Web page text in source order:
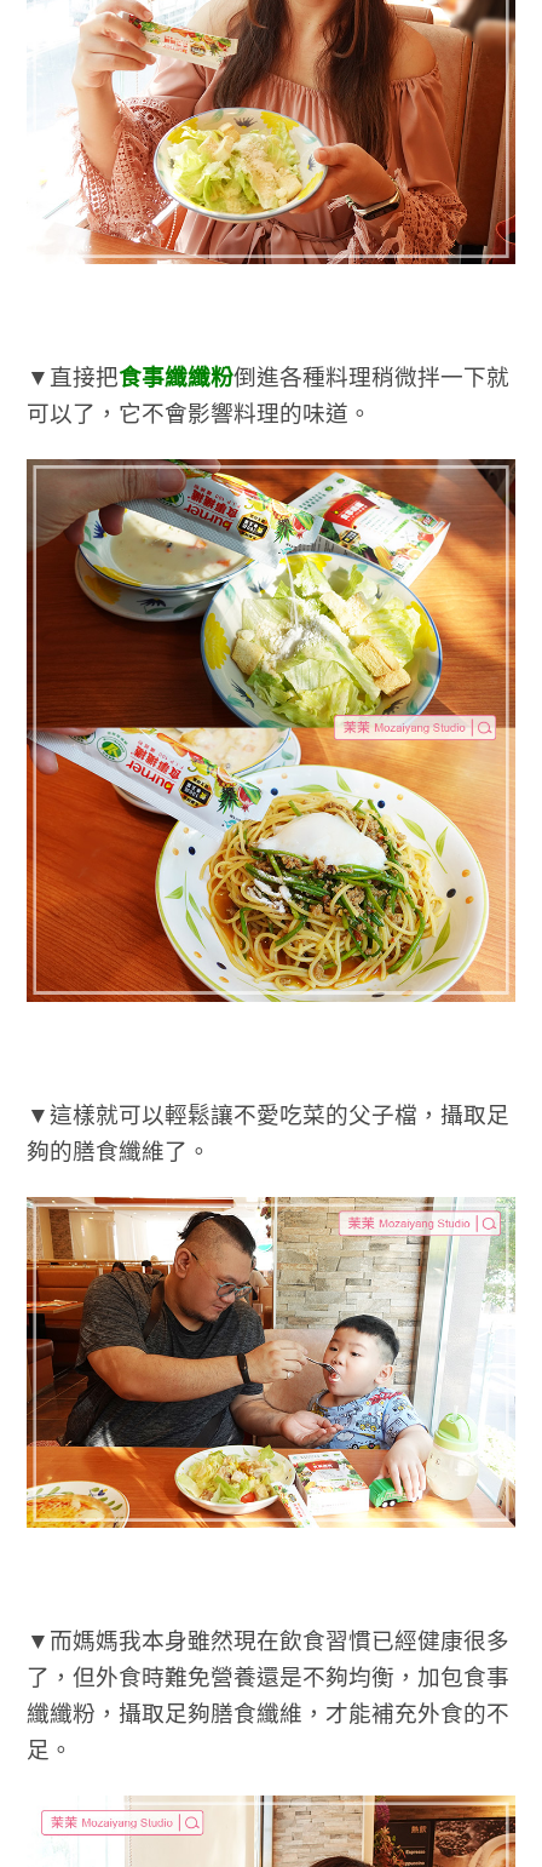
▼直接把食事纖纖粉倒進各種料理稍微拌一下就
可以了，它不會影響料理的味道。
▼這樣就可以輕鬆讓不愛吃菜的父子檔，攝取足
夠的膳食纖維了。
▼而媽媽我本身雖然現在飲食習慣已經健康很多
了，但外食時難免營養還是不夠均衡，加包食事
纖纖粉，攝取足夠膳食纖維，才能補充外食的不
足。